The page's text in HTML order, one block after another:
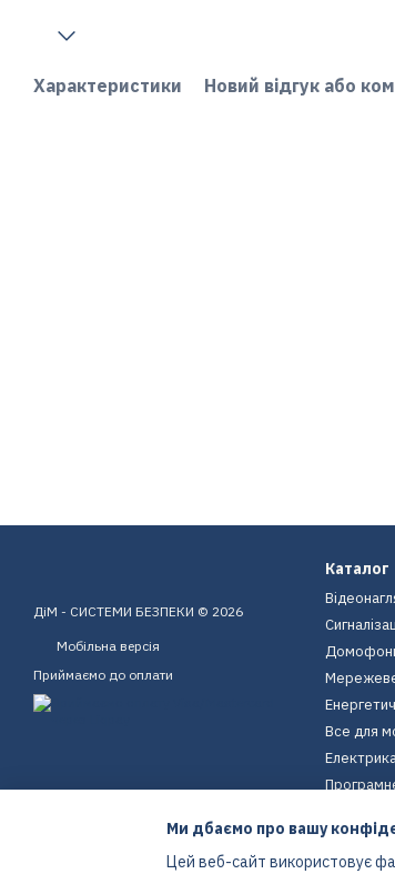
Характеристики Новий відгук або
ДіМ - СИСТЕМИ БЕЗПЕКИ © 2026
Мобільна версія
Приймаємо до оплати
Каталог
Все для
Ми дбаємо про вашу
Цей веб-сайт використовує